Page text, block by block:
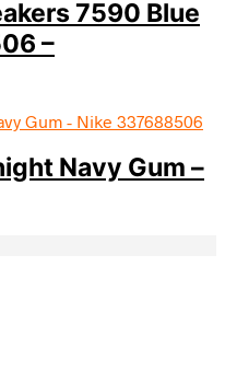
7590 Blue
–
Navy Gum –